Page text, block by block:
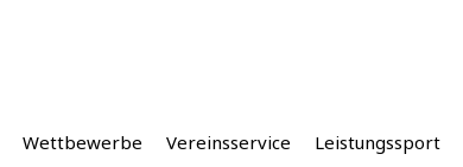
Wettbewerbe Vereinsservice Leistungssport